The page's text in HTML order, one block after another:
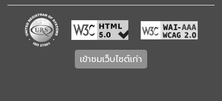
เข้าชมเว็บไซต์เก่า